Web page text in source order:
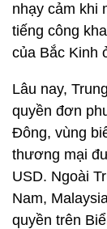
nhạy cảm khi
tiếng công
của Bắc Kinh
Lâu nay,
quyền đơn
Đông, vùng
thương mại
USD. Ngoài
Nam,
quyền trên